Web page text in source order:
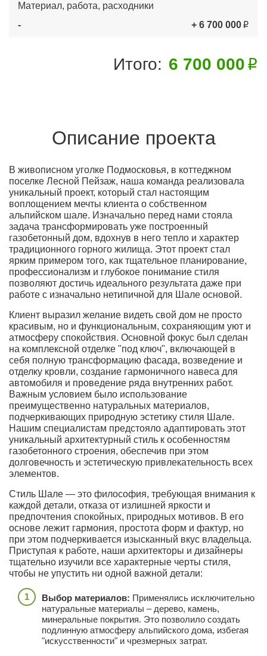
Материал, работа, расходники
-
+ 6 700 000
Итого: 6 700 000
Описание проекта
В живописном уголке Подмосковья, в коттеджном
поселке Лесной Пейзаж, наша команда реализовала
уникальный проект, который стал настоящим
воплощением мечты клиента о собственном
альпийском шале. Изначально перед нами стояла
задача трансформировать уже построенный
газобетонный дом, вдохнув в него тепло и характер
традиционного горного жилища. Этот проект стал
ярким примером того, как тщательное планирование,
профессионализм и глубокое понимание стиля
позволяют достичь идеального результата даже при
работе с изначально нетипичной для Шале основой.
Клиент выразил желание видеть свой дом не просто
красивым, но и функциональным, сохраняющим уют и
атмосферу спокойствия. Основной фокус был сделан
на комплексной отделке "под ключ", включающей в
себя полную трансформацию фасада, возведение и
отделку кровли, создание гармоничного навеса для
автомобиля и проведение ряда внутренних работ.
Важным условием было использование
преимущественно натуральных материалов,
подчеркивающих природную эстетику стиля Шале.
Нашим специалистам предстояло адаптировать этот
уникальный архитектурный стиль к особенностям
газобетонного строения, обеспечив при этом
долговечность и эстетическую привлекательность всех
элементов.
Стиль Шале — это философия, требующая внимания к
каждой детали, отказа от излишней яркости и
предпочтения спокойных, природных мотивов. В его
основе лежит гармония, простота форм и фактур, но
при этом подчеркивается изысканный вкус владельца.
Приступая к работе, наши архитекторы и дизайнеры
тщательно изучили все характерные черты стиля,
чтобы не упустить ни одной важной детали:
Выбор материалов: Применялись исключительно
натуральные материалы – дерево, камень,
минеральные покрытия. Это позволило создать
подлинную атмосферу альпийского дома, избегая
"искусственности" и чрезмерных затрат.